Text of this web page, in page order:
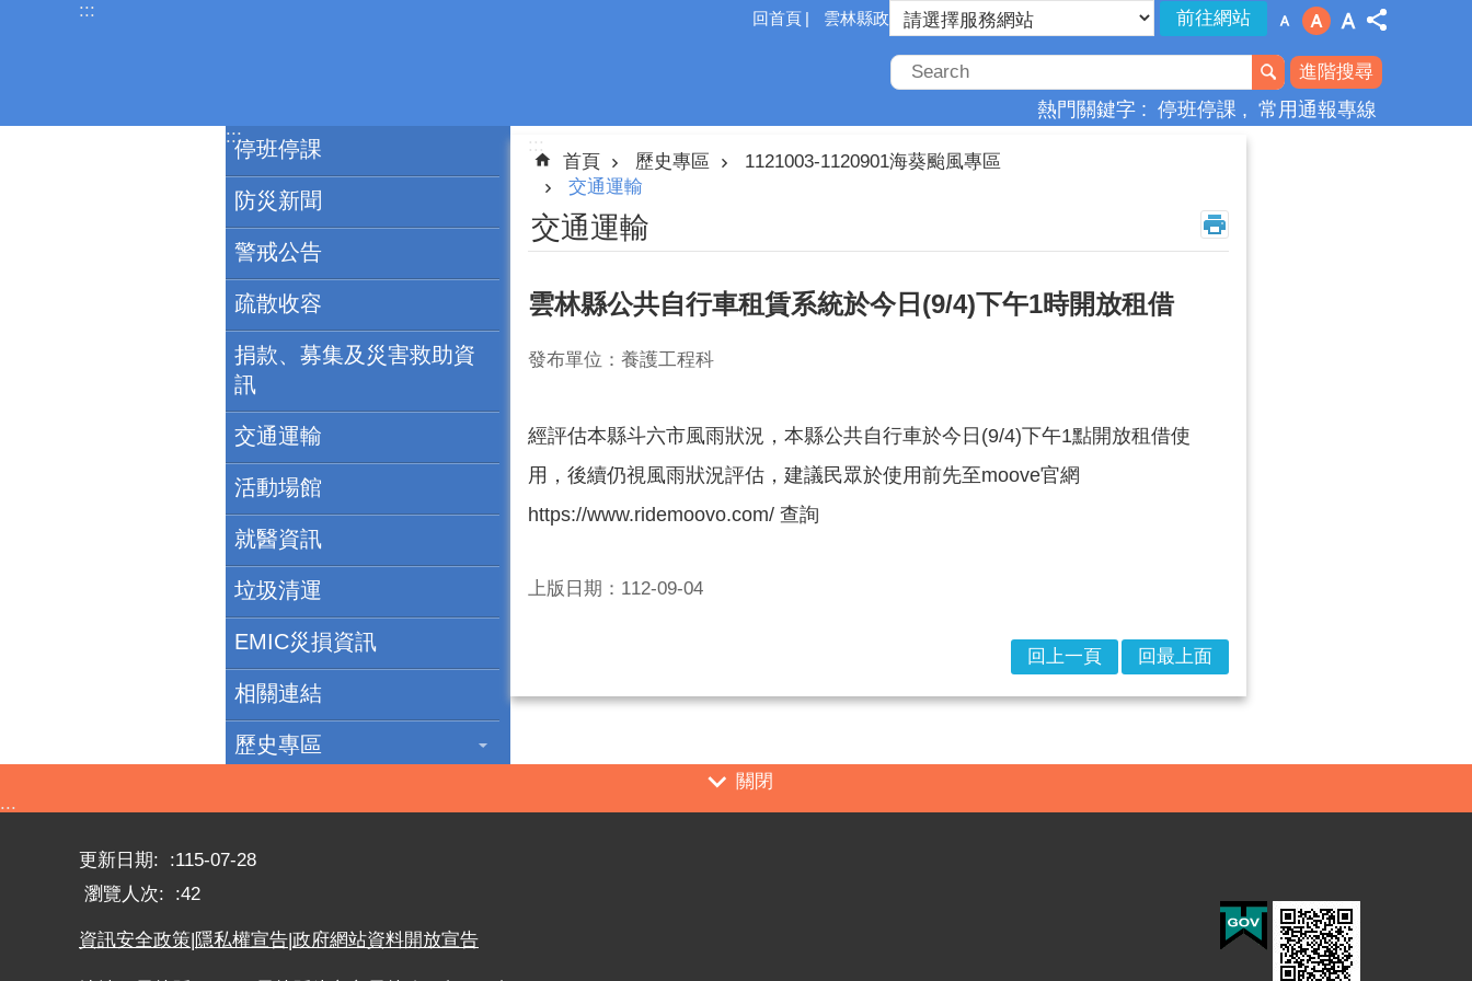
跳到主要內容區塊
::: 回首頁 雲林縣政府
進階搜尋
熱門關鍵字 停班停課 常用通報專線
:::
停班停課
防災新聞
警戒公告
疏散收容
捐款、募集及災害救助資
訊
交通運輸
活動場館
就醫資訊
垃圾清運
EMIC災損資訊
相關連結
歷史專區
:::
首頁 歷史專區
1121003-1120901海葵颱風專區
交通運輸
交通運輸
雲林縣公共自行車租賃系統於今日(9/4)下午1時開放租借
發布單位：養護工程科
經評估本縣斗六市風雨狀況，本縣公共自行車於今日(9/4)下午1點開放租借使
用，後續仍視風雨狀況評估，建議民眾於使用前先至moove官網
https://www.ridemoovo.com/ 查詢
上版日期：112-09-04
回上一頁 回最上面
關閉
:::
更新日期:
115-07-28
瀏覽人次:
42
資訊安全政策|隱私權宣告|政府網站資料開放宣告